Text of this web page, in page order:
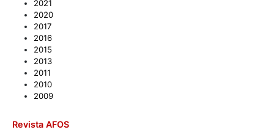
2021
2020
2017
2016
2015
2013
2011
2010
2009
Revista AFOS